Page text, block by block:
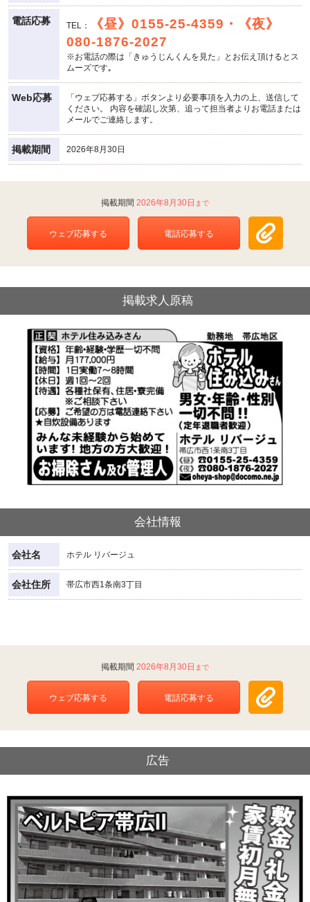
電話応募 TEL：
《昼》0155-25-4359・《夜》
080-1876-2027
※お電話の際は「きゅうじんくんを見た」とお伝え頂けるとス
ムーズです｡
Web応募
「ウェブ応募する」ボタンより必要事項を入力の上、送信して
ください。 内容を確認し次第、追って担当者よりお電話または
メールでご連絡します。
掲載期間 2026年8月30日
2026年8月30日
ウェブ応募する 電話応募する
掲載求人原稿
会社情報
会社名 ホテル リバージュ
会社住所 帯広市西1条南3丁目
2026年8月30日
ウェブ応募する 電話応募する
広告